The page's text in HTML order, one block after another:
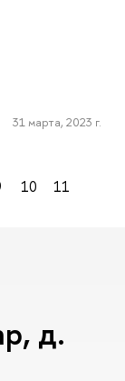
31 марта, 2023 г.
10
11
д.